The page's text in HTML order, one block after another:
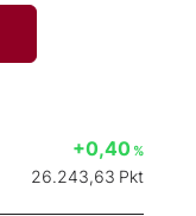
+0,40 %
26.243,63 Pkt